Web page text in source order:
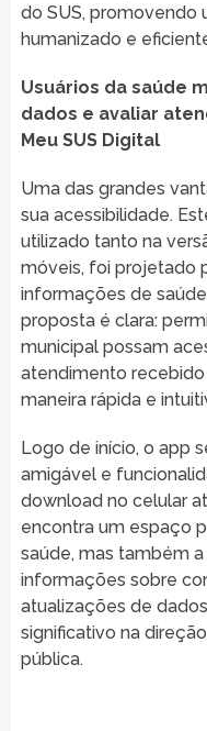
do SUS, promovendo
humanizado e
Usuários da saúde
dados e avaliar
Meu SUS Digital
Uma das grandes
sua acessibilidade.
utilizado tanto na
móveis, foi projetado
informações de
proposta é clara:
municipal possam
atendimento
maneira rápida e
Logo de início, o app
amigável e
download no celular
encontra um espaço
saúde, mas também
informações sobre
atualizações de
significativo na
pública.